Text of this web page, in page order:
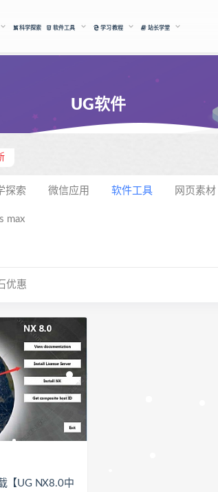
科学探索 软件工具 学习教程 站长学堂
UG软件
探索 微信应用 软件工具 网页素材
max
优惠
【UG NX8.0中